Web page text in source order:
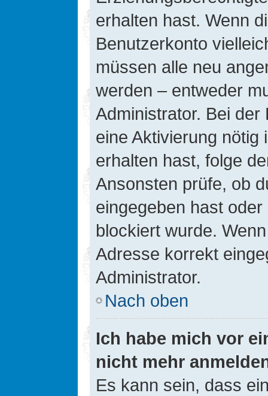
erhalten hast. Wenn
Benutzerkonto
müssen alle neu
werden – entweder
Administrator. Bei
eine Aktivierung nötig
erhalten hast, folge
Ansonsten prüfe, ob
eingegeben hast
blockiert wurde.
Adresse korrekt
Administrator.
Nach oben
Ich habe mich vor
nicht mehr
Es kann sein, dass